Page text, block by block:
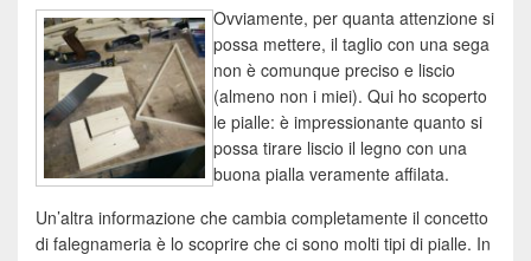
Ovviamente, per quanta attenzione si
possa mettere, il taglio con una sega
non è comunque preciso e liscio
(almeno non i miei). Qui ho scoperto
le pialle: è impressionante quanto si
possa tirare liscio il legno con una
buona pialla veramente affilata.
Un’altra informazione che cambia completamente il concetto
di falegnameria è lo scoprire che ci sono molti tipi di pialle. In